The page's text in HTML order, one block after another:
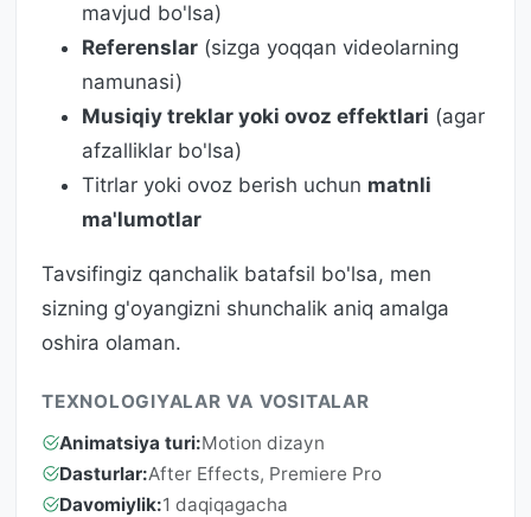
mavjud bo'lsa)
Referenslar (sizga yoqqan videolarning
namunasi)
Musiqiy treklar yoki ovoz effektlari (agar
afzalliklar bo'lsa)
Titrlar yoki ovoz berish uchun matnli
ma'lumotlar
Tavsifingiz qanchalik batafsil bo'lsa, men
sizning g'oyangizni shunchalik aniq amalga
oshira olaman.
TEXNOLOGIYALAR VA VOSITALAR
Animatsiya turi:Motion dizayn
Dasturlar:After Effects, Premiere Pro
Davomiylik:1 daqiqagacha